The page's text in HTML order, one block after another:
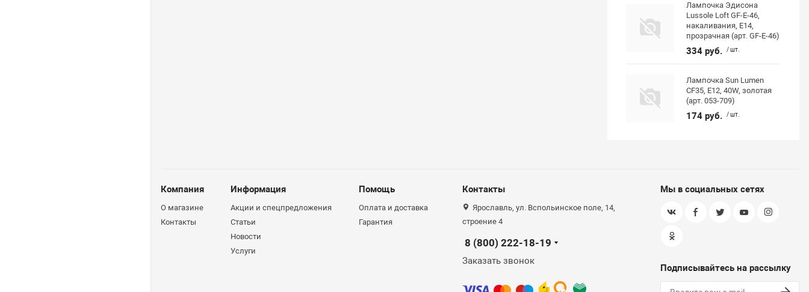
Лампочка Эдисона
Lussole Loft GF-E-46,
накаливания, E14,
прозрачная (арт. GF-E-46)
334 руб. / шт.
Лампочка Sun Lumen
CF35, E12, 40W, золотая
(арт. 053-709)
174 руб. / шт.
Компания
О магазине
Контакты
Информация
Акции и спецпредложения
Статьи
Новости
Услуги
Помощь
Оплата и доставка
Гарантия
Контакты
Ярославль, ул. Вспольинское поле, 14,
строение 4
8 (800) 222-18-19
Заказать звонок
Мы в социальных сетях
Подписывайтесь на рассылку